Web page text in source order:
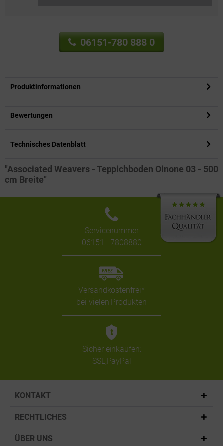
06151-780 888 0
Produktinformationen
Bewertungen
Technisches Datenblatt
"Associated Weavers - Teppichboden Oinone 03 - 500
cm Breite"
Servicenummer
06151 - 7808880
Versandkostenfrei*
bei vielen Produkten
Sicher einkaufen:
SSL,PayPal
KONTAKT
RECHTLICHES
ÜBER UNS